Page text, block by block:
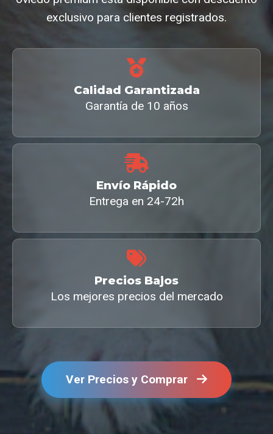
exclusivo para clientes registrados.
Calidad Garantizada
Garantía de 10 años
Envío Rápido
Entrega en 24-72h
Precios Bajos
Los mejores precios del mercado
Ver Precios y Comprar